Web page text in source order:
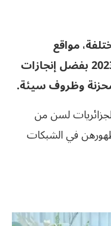
مواقع
التواصل الاجتماعي خلال سنة 2023 بفضل إنجازات
وظروف سيئة.
لسن من
في الشبكات